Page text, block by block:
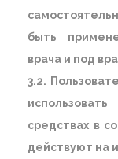
быть
врача и под
3.2.
средствах в
действуют на